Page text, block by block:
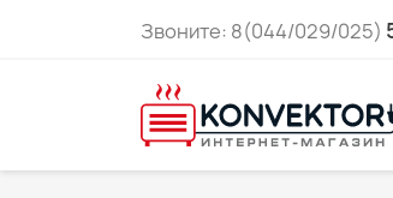
Звоните: 8(044/029/025)